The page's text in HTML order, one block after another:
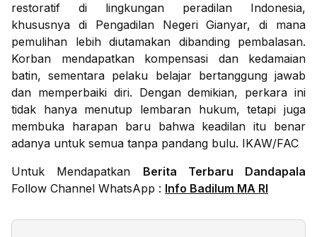
restoratif di lingkungan peradilan Indonesia,
khususnya di Pengadilan Negeri Gianyar, di mana
pemulihan lebih diutamakan dibanding pembalasan.
Korban mendapatkan kompensasi dan kedamaian
batin, sementara pelaku belajar bertanggung jawab
dan memperbaiki diri. Dengan demikian, perkara ini
tidak hanya menutup lembaran hukum, tetapi juga
membuka harapan baru bahwa keadilan itu benar
adanya untuk semua tanpa pandang bulu. IKAW/FAC
Untuk Mendapatkan Berita Terbaru Dandapala
Follow Channel WhatsApp : Info Badilum MA RI